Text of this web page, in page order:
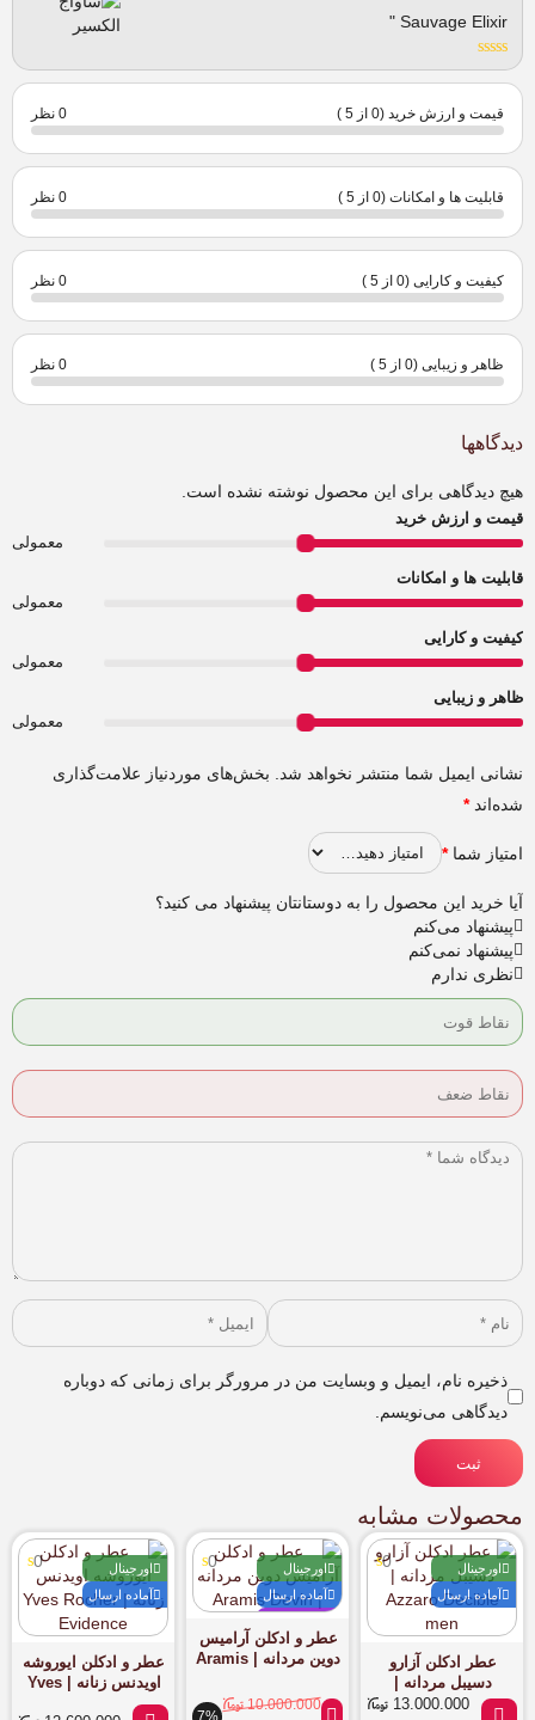
دیدگاهها
هیچ دیدگاهی برای این محصول نوشته نشده است.
قیمت و ارزش خرید
معمولی
قابلیت ها و امکانات
معمولی
کیفیت و کارایی
معمولی
ظاهر و زیبایی
معمولی
نشانی ایمیل شما منتشر نخواهد شد.
بخش‌های موردنیاز علامت‌گذاری
شده‌اند*
امتیاز شما*
آیا خرید این محصول را به دوستانتان پیشنهاد می کنید؟
پیشنهاد می‌کنم
پیشنهاد نمی‌کنم
نظری ندارم
ذخیره نام، ایمیل و وبسایت من در مرورگر برای زمانی که دوباره
دیدگاهی می‌نویسم.
ثبت
Sauvage Elixir "
قیمت و ارزش خرید (0 از 5 ) 0 نظر
قابلیت ها و امکانات (0 از 5 ) 0 نظر
کیفیت و کارایی (0 از 5 ) 0 نظر
ظاهر و زیبایی (0 از 5 ) 0 نظر
محصولات مشابه
اورجینال
آماده ارسال
0
عطر ادکلن آزارو
دسیبل مردانه |
Azzaro Decible men
13.000.000
اورجینال
آماده ارسال
0
عطر و ادکلن آرامیس
دوین مردانه | Aramis
10.000.000
7%
اورجینال
آماده ارسال
0
عطر و ادکلن ایوروشه
اویدنس زنانه | Yves
Rocher Evidence